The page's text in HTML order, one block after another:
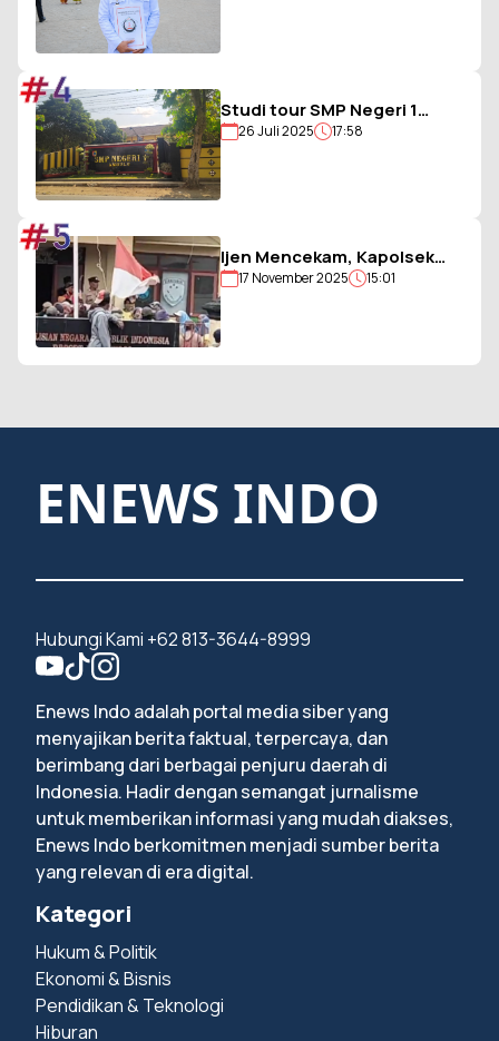
Studi tour SMP Negeri 1
Ambulu Gagal, Uang Iuran
26 Juli 2025 17:58
#4
Ijen Mencekam, Kapolsek
Sempol Disandera, Bendera
17 November 2025 15:01
#5
ENEWS INDO
Hubungi Kami +62 813-3644-8999
Enews Indo adalah portal media siber yang
menyajikan berita faktual, terpercaya, dan
berimbang dari berbagai penjuru daerah di
Indonesia. Hadir dengan semangat jurnalisme
untuk memberikan informasi yang mudah diakses,
Enews Indo berkomitmen menjadi sumber berita
yang relevan di era digital.
Kategori
Hukum & Politik
Ekonomi & Bisnis
Pendidikan & Teknologi
Hiburan